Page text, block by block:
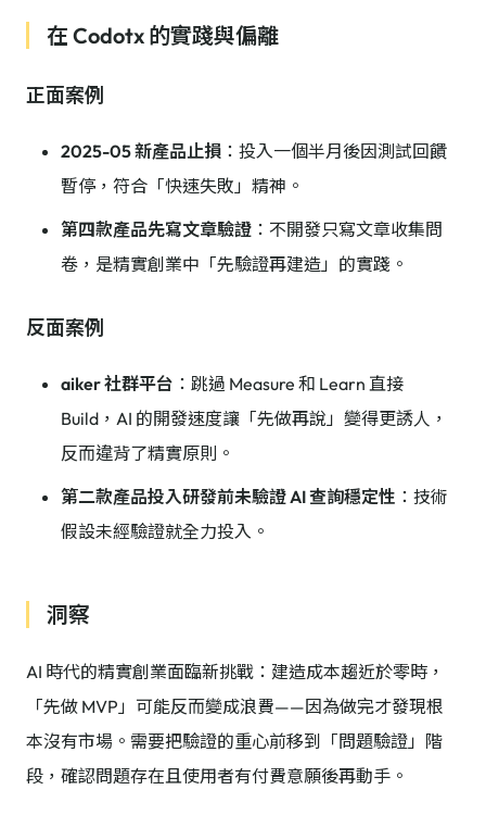
在 Codotx 的實踐與偏離
正面案例
2025-05 新產品止損 ：投入一個半月後因測試回饋
暫停，符合「快速失敗」精神。
第四款產品先寫文章驗證 ：不開發只寫文章收集問
卷，是精實創業中「先驗證再建造」的實踐。
反面案例
aiker 社群平台 ：跳過 Measure 和 Learn 直接
Build，AI 的開發速度讓「先做再說」變得更誘人，
反而違背了精實原則。
第二款產品投入研發前未驗證 AI 查詢穩定性 ：技術
假設未經驗證就全力投入。
洞察
AI 時代的精實創業面臨新挑戰：建造成本趨近於零時，
「先做 MVP」可能反而變成浪費——因為做完才發現根
本沒有市場。需要把驗證的重心前移到「問題驗證」階
段，確認問題存在且使用者有付費意願後再動手。